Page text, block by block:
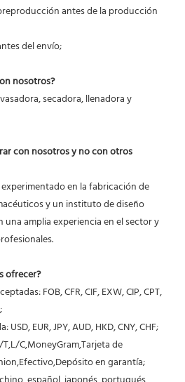
del envío;
nosotros?
con nosotros y no con otros
y un instituto de diseño
una amplia experiencia en el sector y
ofrecer?
EUR, JPY, AUD, HKD, CNY, CHF;
en garantía;